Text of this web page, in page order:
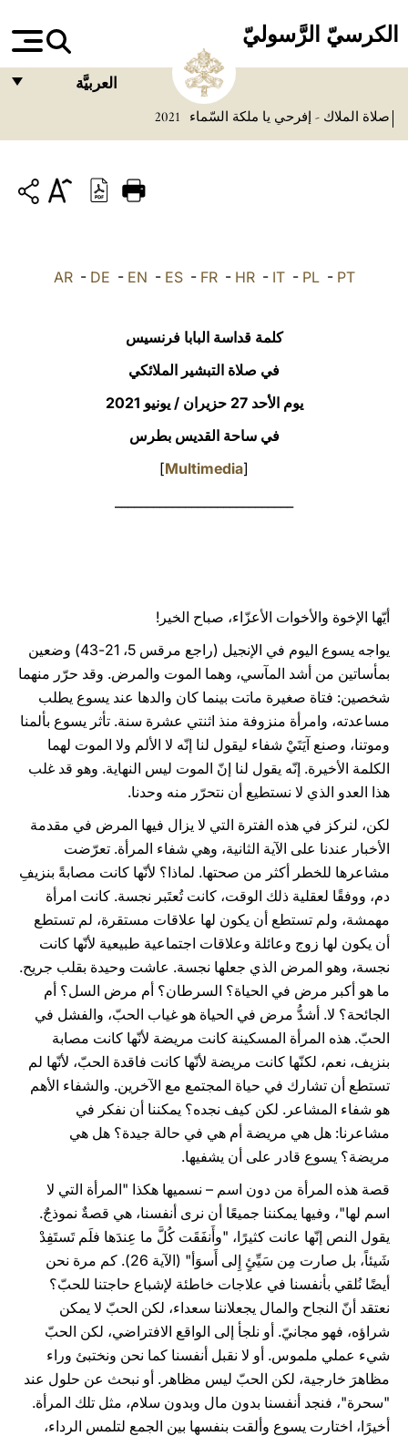
الكرسيّ الرَّسوليّ
العربيَّة
ITALIANO
中文
صلاة الملاك - إفرحي يا ملكة السّماء 2021
AR- DE - EN - ES- FR- HR- IT- PL- PT
كلمة قداسة البابا فرنسيس
في صلاة التبشير الملائكي
يوم الأحد 27 حزيران / يونيو 2021
في ساحة القديس بطرس
[
Multimedia
]
أيّها الإخوة والأخوات الأعزّاء، صباح الخير!
يواجه يسوع اليوم في الإنجيل (راجع مرقس 5، 21-43) وضعين
بمأساتين من أشد المآسي، وهما الموت والمرض. وقد حرّر منهما
شخصين: فتاة صغيرة ماتت بينما كان والدها عند يسوع يطلب
مساعدته، وامرأة منزوفة منذ اثنتي عشرة سنة. تأثر يسوع بألمنا
وموتنا، وصنع آيَتَيْ شفاء ليقول لنا إنّه لا الألم ولا الموت لهما
الكلمة الأخيرة. إنّه يقول لنا إنّ الموت ليس النهاية. وهو قد غلب
هذا العدو الذي لا نستطيع أن نتحرّر منه وحدنا.
لكن، لنركز في هذه الفترة التي لا يزال فيها المرض في مقدمة
الأخبار عندنا على الآية الثانية، وهي شفاء المرأة. تعرّضت
مشاعرها للخطر أكثر من صحتها. لماذا؟ لأنّها كانت مصابةً بنزيفِ
دم، ووفقًا لعقلية ذلك الوقت، كانت تُعتَبر نجسة. كانت امرأة
مهمشة، ولم تستطع أن يكون لها علاقات مستقرة، لم تستطع
أن يكون لها زوج وعائلة وعلاقات اجتماعية طبيعية لأنّها كانت
نجسة، وهو المرض الذي جعلها نجسة. عاشت وحيدة بقلب جريح.
ما هو أكبر مرض في الحياة؟ السرطان؟ أم مرض السل؟ أم
الجائحة؟ لا. أشدُّ مرض في الحياة هو غياب الحبّ، والفشل في
الحبّ. هذه المرأة المسكينة كانت مريضة لأنّها كانت مصابة
بنزيف، نعم، لكنّها كانت مريضة لأنّها كانت فاقدة الحبّ، لأنّها لم
تستطع أن تشارك في حياة المجتمع مع الآخرين. والشفاء الأهم
هو شفاء المشاعر. لكن كيف نجده؟ يمكننا أن نفكر في
مشاعرنا: هل هي مريضة أم هي في حالة جيدة؟ هل هي
مريضة؟ يسوع قادر على أن يشفيها.
قصة هذه المرأة من دون اسم – نسميها هكذا "المرأة التي لا
اسم لها"، وفيها يمكننا جميعًا أن نرى أنفسنا، هي قصةٌ نموذجٌ.
يقول النص إنّها عانت كثيرًا، "وأَنفَقَت كُلَّ ما عِندَها فلَم تَستَفِدْ
شَيئاً، بل صارت مِن سَيِّئٍ إِلى أَسوَأ" (الآية 26). كم مرة نحن
أيضًا نُلقي بأنفسنا في علاجات خاطئة لإشباع حاجتنا للحبّ؟
نعتقد أنّ النجاح والمال يجعلاننا سعداء، لكن الحبّ لا يمكن
شراؤه، فهو مجانيّ. أو نلجأ إلى الواقع الافتراضي، لكن الحبّ
شيء عملي ملموس. أو لا نقبل أنفسنا كما نحن ونختبئ وراء
مظاهرَ خارجية، لكن الحبّ ليس مظاهر. أو نبحث عن حلول عند
"سحرة"، فنجد أنفسنا بدون مال وبدون سلام، مثل تلك المرأة.
أخيرًا، اختارت يسوع وألقت بنفسها بين الجمع لتلمس الرداء،